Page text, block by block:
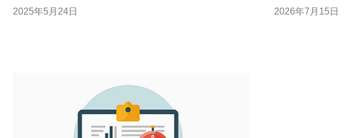
有以下优势： 稳定性高：CN2网络具有优质的网络基础
2025年5月24日
志与探针部署方
2026年7月15日